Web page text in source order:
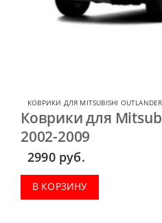
КОВРИКИ ДЛЯ MITSUBISHI OUTLANDER
Коврики для
2002-2009
2990 руб.
В КОРЗИНУ